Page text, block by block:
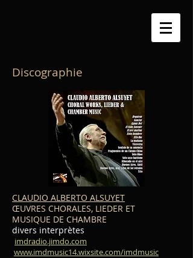
Discographie
CLAUDIO ALBERTO ALSUYET
ŒUVRES CHORALES, LIEDER ET
MUSIQUE DE CHAMBRE
divers interprètes
imdradio.jimdo.com
www.imdmusic14.wixsite.com/imdmusic